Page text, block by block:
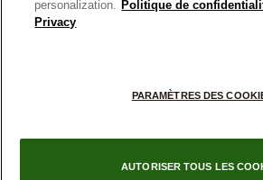
Index égalité Femme/Homme
personalization. Politique de
Privacy
PARAMÈTRES DES
AUTORISER TOUS LES